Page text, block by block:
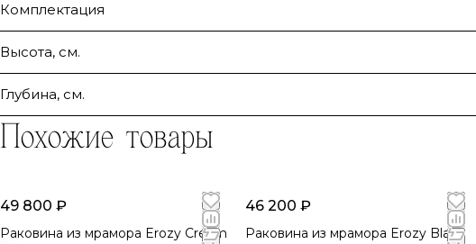
Комплектация
Высота, см.
Глубина, см.
Похожие товары
49 800 ₽
Раковина из мрамора Erozy Cream
46 200 ₽
Раковина из мрамора Erozy Black